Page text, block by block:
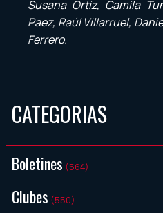
Susana Ortiz, Camila
Paez, Raúl Villarruel,
Ferrero.
CATEGORIAS
Boletines (564)
Clubes (550)